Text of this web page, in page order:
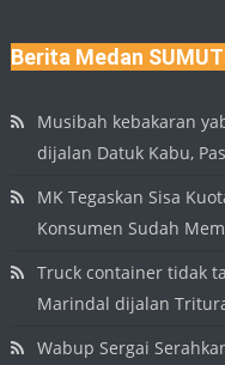
Berita Medan SUMUT
Musibah kebakaran
dijalan Datuk Kabu,
MK Tegaskan Sisa
Konsumen Sudah
Truck container tidak
Marindal dijalan
Wabup Sergai